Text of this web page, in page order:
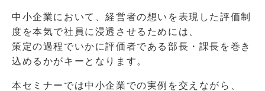
中小企業において、経営者の想いを表現した評価制
度を本気で社員に浸透させるためには、
策定の過程でいかに評価者である部長・課長を巻き
込めるかがキーとなります。
本セミナーでは中小企業での実例を交えながら、